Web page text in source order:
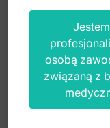
Jestem
osobą
związaną z